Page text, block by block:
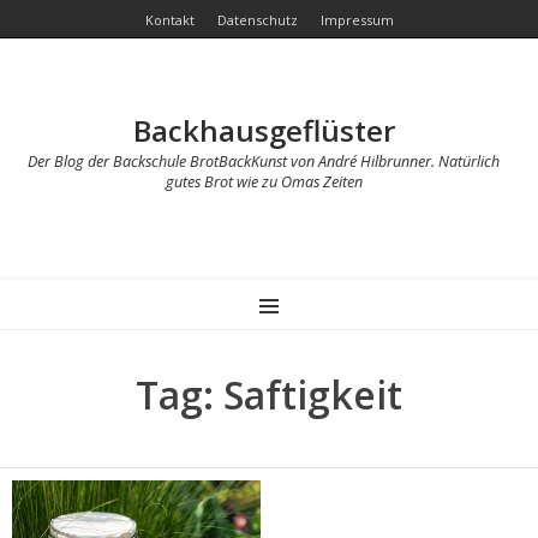
Kontakt Datenschutz Impressum
Backhausgeflüster
Der Blog der Backschule BrotBackKunst von André Hilbrunner. Natürlich
gutes Brot wie zu Omas Zeiten
MENU
Tag: Saftigkeit